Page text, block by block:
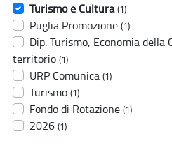
Turismo e Cultura (1)
Puglia Promozione (1)
Dip. Turismo, Economia
territorio (1)
URP Comunica (1)
Turismo (1)
Fondo di Rotazione (1)
2026 (1)